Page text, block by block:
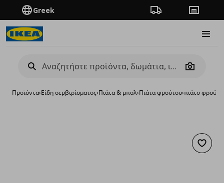
Greek Πορεία παραγγελίας
Camera
Προϊόντα›Είδη σερβιρίσματος›Πιάτα & μπολ›Πιάτα φρούτου›πιάτο